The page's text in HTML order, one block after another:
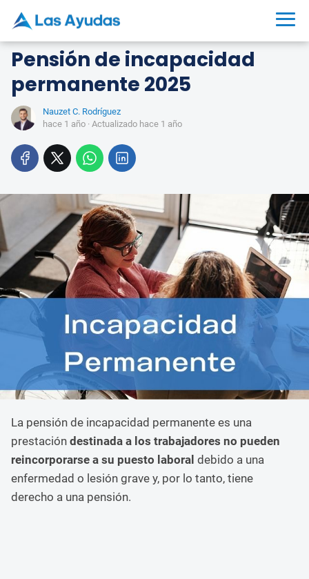
Pensión de incapacidad
permanente 2025
Nauzet C. Rodríguez
hace 1 año · Actualizado hace 1 año
La pensión de incapacidad permanente es una
prestación destinada a los trabajadores no pueden
reincorporarse a su puesto laboral debido a una
enfermedad o lesión grave y, por lo tanto, tiene
derecho a una pensión.